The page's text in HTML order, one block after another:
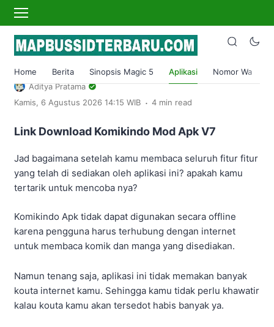
Home Berita Sinopsis Magic 5 Aplikasi Nomor Wa
Home›Aplikasi
Download KomikIndo Apk Versi
Alternatif Terbaru 2024
Aditya Pratama
Kamis, 6 Agustus 2026 14:15 WIB . 4 min read
Link Download Komikindo Mod Apk V7
Jad bagaimana setelah kamu membaca seluruh fitur fitur
yang telah di sediakan oleh aplikasi ini? apakah kamu
tertarik untuk mencoba nya?
Komikindo Apk tidak dapat digunakan secara offline
karena pengguna harus terhubung dengan internet
untuk membaca komik dan manga yang disediakan.
Namun tenang saja, aplikasi ini tidak memakan banyak
kouta internet kamu. Sehingga kamu tidak perlu khawatir
kalau kouta kamu akan tersedot habis banyak ya.